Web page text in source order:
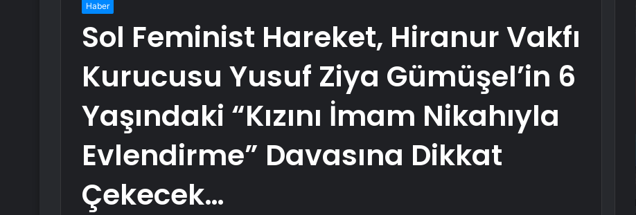
Haber
Sol Feminist Hareket, Hiranur Vakfı
Kurucusu Yusuf Ziya Gümüşel’in 6
Yaşındaki “Kızını İmam Nikahıyla
Evlendirme” Davasına Dikkat
Çekecek…